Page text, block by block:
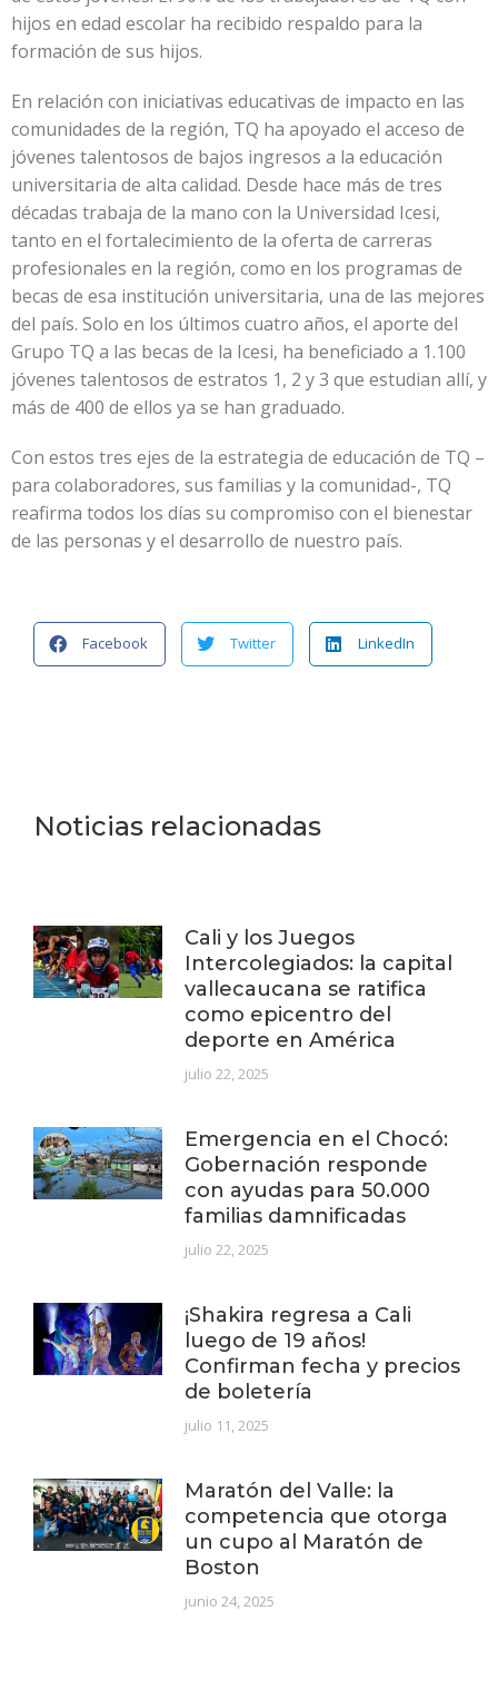
hijos en edad escolar ha recibido respaldo para la
formación de sus hijos.
En relación con iniciativas educativas de impacto en las
comunidades de la región, TQ ha apoyado el acceso de
jóvenes talentosos de bajos ingresos a la educación
universitaria de alta calidad. Desde hace más de tres
décadas trabaja de la mano con la Universidad Icesi,
tanto en el fortalecimiento de la oferta de carreras
profesionales en la región, como en los programas de
becas de esa institución universitaria, una de las mejores
del país. Solo en los últimos cuatro años, el aporte del
Grupo TQ a las becas de la Icesi, ha beneficiado a 1.100
jóvenes talentosos de estratos 1, 2 y 3 que estudian allí, y
más de 400 de ellos ya se han graduado.
Con estos tres ejes de la estrategia de educación de TQ –
para colaboradores, sus familias y la comunidad-, TQ
reafirma todos los días su compromiso con el bienestar
de las personas y el desarrollo de nuestro país.
Facebook Twitter LinkedIn
Noticias relacionadas
Cali y los Juegos
Intercolegiados: la capital
vallecaucana se ratifica
como epicentro del
deporte en América
julio 22, 2025
Emergencia en el Chocó:
Gobernación responde
con ayudas para 50.000
familias damnificadas
julio 22, 2025
¡Shakira regresa a Cali
luego de 19 años!
Confirman fecha y precios
de boletería
julio 11, 2025
Maratón del Valle: la
competencia que otorga
un cupo al Maratón de
Boston
junio 24, 2025